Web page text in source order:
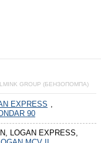
GROUP (БЕНЗОПОМПА)
EXPRESS ,
90
LOGAN EXPRESS,